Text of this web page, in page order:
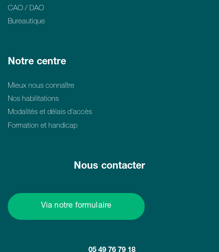
CAO / DAO
Bureautique
Notre centre
Mieux nous connaître
Nos habilitations
Modalités et délais d’accès
Formation et handicap
Nous contacter
Via notre formulaire